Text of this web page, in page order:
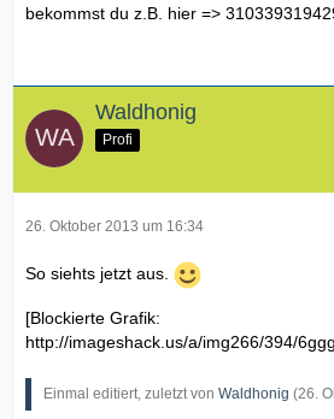
bekommst du z.B. hier =>
Waldhonig
Profi
26. Oktober 2013 um 16:34
So siehts jetzt aus.
[Blockierte Grafik:
http://imageshack.us/a/img266/394/
Einmal editiert, zuletzt von Waldhonig (26.